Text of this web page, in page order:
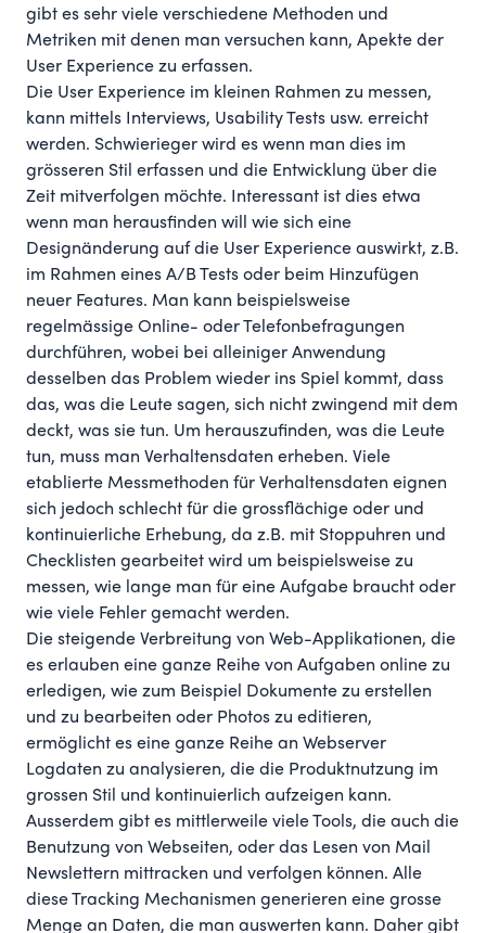
gibt es sehr viele verschiedene Methoden und
Metriken mit denen man versuchen kann, Apekte der
User Experience zu erfassen.
Die User Experience im kleinen Rahmen zu messen,
kann mittels Interviews, Usability Tests usw. erreicht
werden. Schwierieger wird es wenn man dies im
grösseren Stil erfassen und die Entwicklung über die
Zeit mitverfolgen möchte. Interessant ist dies etwa
wenn man herausfinden will wie sich eine
Designänderung auf die User Experience auswirkt, z.B.
im Rahmen eines A/B Tests oder beim Hinzufügen
neuer Features. Man kann beispielsweise
regelmässige Online- oder Telefonbefragungen
durchführen, wobei bei alleiniger Anwendung
desselben das Problem wieder ins Spiel kommt, dass
das, was die Leute sagen, sich nicht zwingend mit dem
deckt, was sie tun. Um herauszufinden, was die Leute
tun, muss man Verhaltensdaten erheben. Viele
etablierte Messmethoden für Verhaltensdaten eignen
sich jedoch schlecht für die grossflächige oder und
kontinuierliche Erhebung, da z.B. mit Stoppuhren und
Checklisten gearbeitet wird um beispielsweise zu
messen, wie lange man für eine Aufgabe braucht oder
wie viele Fehler gemacht werden.
Die steigende Verbreitung von Web-Applikationen, die
es erlauben eine ganze Reihe von Aufgaben online zu
erledigen, wie zum Beispiel Dokumente zu erstellen
und zu bearbeiten oder Photos zu editieren,
ermöglicht es eine ganze Reihe an Webserver
Logdaten zu analysieren, die die Produktnutzung im
grossen Stil und kontinuierlich aufzeigen kann.
Ausserdem gibt es mittlerweile viele Tools, die auch die
Benutzung von Webseiten, oder das Lesen von Mail
Newslettern mittracken und verfolgen können. Alle
diese Tracking Mechanismen generieren eine grosse
Menge an Daten, die man auswerten kann. Daher gibt